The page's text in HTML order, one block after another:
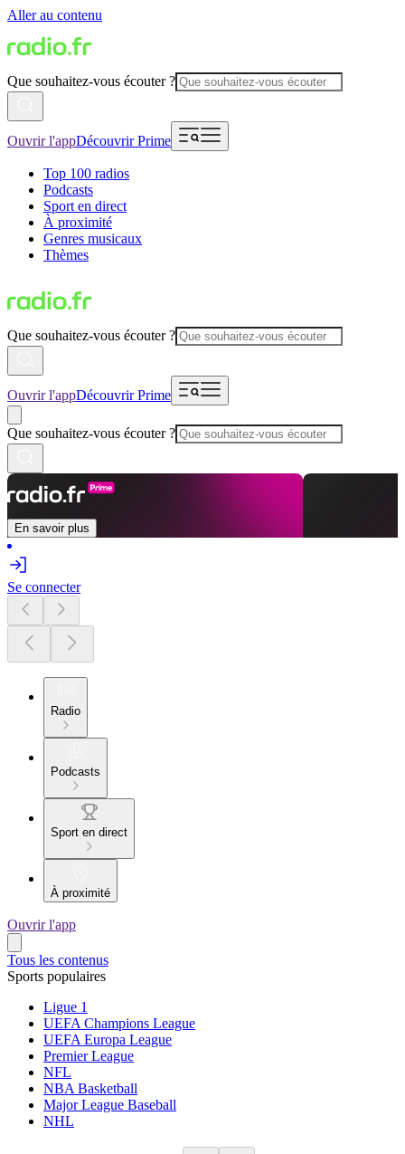
Aller au contenu
Que souhaitez-vous écouter ?
Ouvrir l'appDécouvrir Prime
Top 100 radios
Podcasts
Sport en direct
À proximité
Genres musicaux
Thèmes
Que souhaitez-vous écouter ?
Ouvrir l'appDécouvrir Prime
Que souhaitez-vous écouter ?
En savoir plus
Se connecter
Radio
Podcasts
Sport en direct
À proximité
Ouvrir l'app
Tous les contenus
Sports populaires
Ligue 1
UEFA Champions League
UEFA Europa League
Premier League
NFL
NBA Basketball
Major League Baseball
NHL